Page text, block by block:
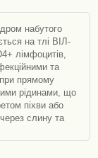
набутого
на тлі ВІЛ-
лімфоцитів,
та
прямому
рідинами, що
піхви або
слину та